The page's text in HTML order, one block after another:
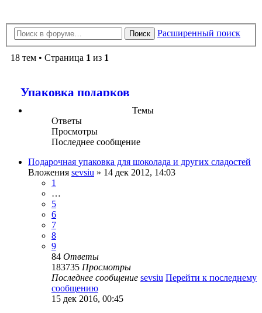
Поиск Расширенный поиск
18 тем • Страница 1 из 1
Упаковка подарков
Темы
Ответы
Просмотры
Последнее сообщение
Подарочная упаковка для шоколада и других сладостей
Вложения sevsiu » 14 дек 2012, 14:03
1
…
5
6
7
8
9
84 Ответы
183735 Просмотры
Последнее сообщение sevsiu Перейти к последнему
сообщению
15 дек 2016, 00:45